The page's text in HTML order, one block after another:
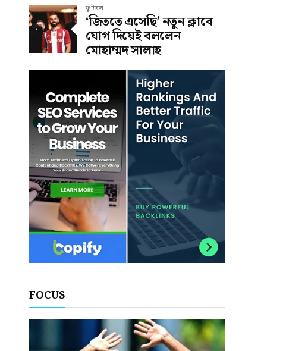
ফুটবল
‘জিততে এসেছি’ নতুন ক্লাবে
যোগ দিয়েই বললেন
মোহাম্মদ সালাহ
FOCUS